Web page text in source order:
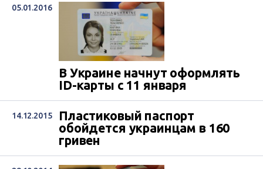
05.01.2016
В Украине начнут оформлять
ID-карты с 11 января
14.12.2015
Пластиковый паспорт
обойдется украинцам в 160
гривен